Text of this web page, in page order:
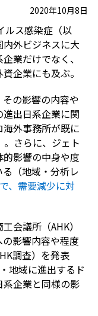
2020年10月8日
ルス感染症（以
外ビジネスに大
業だけでなく、
企業にも及ぶ。
の影響の内容や
出日系企業に関
外事務所が既に
さらに、ジェト
影響の中身や度
（地域・分析レ
、需要減少に対
会議所（AHK）
影響内容や程度
調査）を発表
地域に進出するド
企業と同様の影